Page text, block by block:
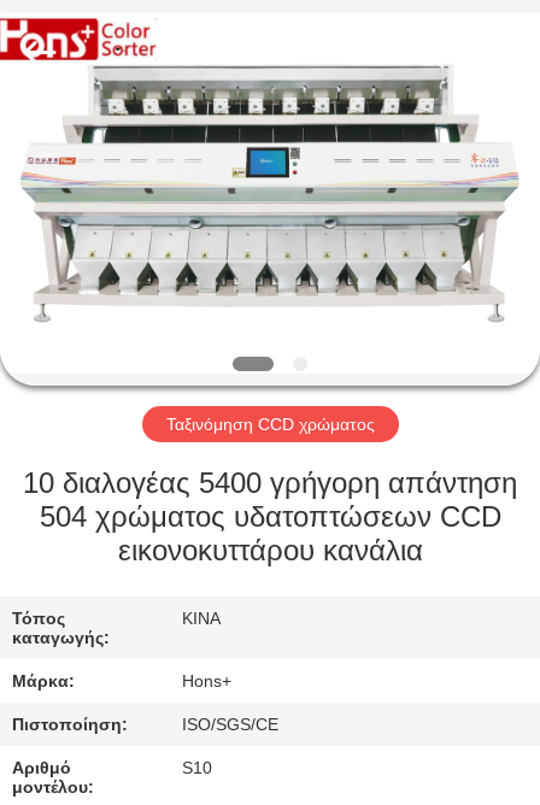
ΣΠΊΤΙ
ΠΡΟΪΌΝΤΑ
ΠΕΡΊΠΟΥ
ΕΜΕΊΣ
ΓΎΡΟΣ
ΕΡΓΟΣΤΑΣΊΩΝ
ΠΟΙΟΤΙΚΌΣ
ΈΛΕΓΧΟΣ
ΜΑΣ
ΕΛΆΤΕ
ΕΠΑΦΉ
ΜΕ
Optoelectronic
High-
tech
Ταξινόμηση CCD χρώματος
10 διαλογέας 5400 γρήγορη απάντηση
504 χρώματος υδατοπτώσεων CCD
εικονοκυττάρου κανάλια
Τόπος
καταγωγής:
ΚΙΝΑ
Μάρκα: Hons+
Πιστοποίηση: ISO/SGS/CE
Αριθμό
μοντέλου:
S10